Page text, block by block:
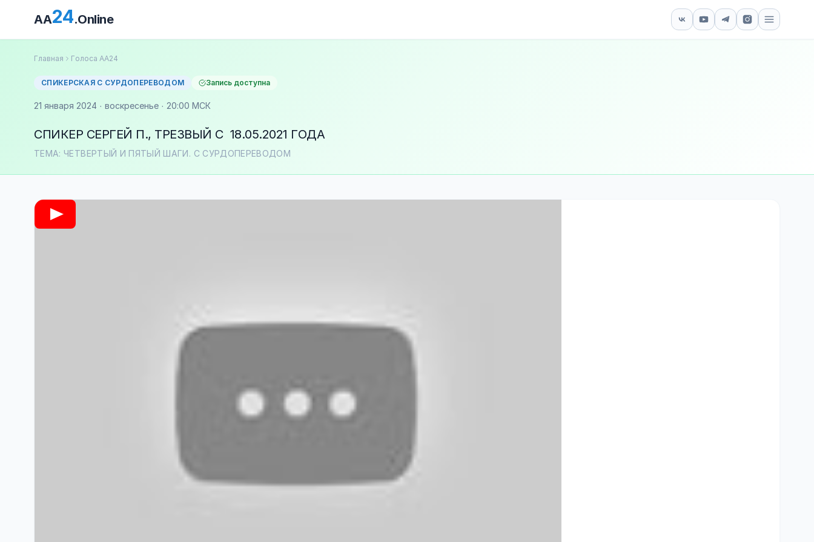
AA24.Online
Главная Голоса АА24
СПИКЕРСКАЯ С СУРДОПЕРЕВОДОМ Запись доступна
21 января 2024 · воскресенье · 20:00 МСК
СПИКЕР СЕРГЕЙ П., ТРЕЗВЫЙ С 18.05.2021 ГОДА
ТЕМА: ЧЕТВЕРТЫЙ И ПЯТЫЙ ШАГИ. С СУРДОПЕРЕВОДОМ